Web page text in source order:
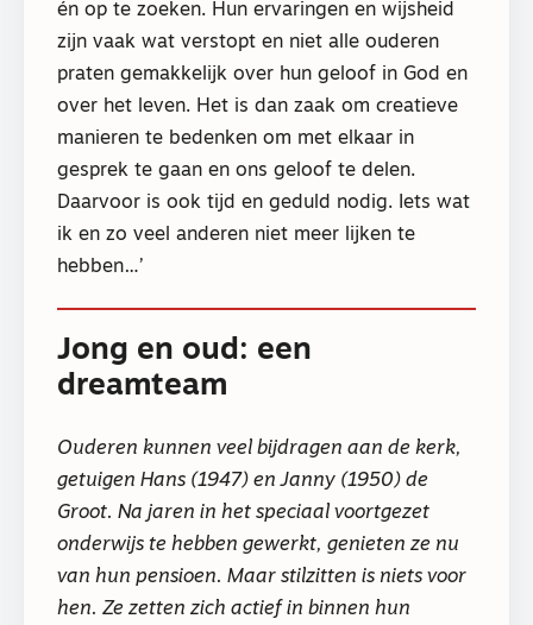
én op te zoeken. Hun ervaringen en wijsheid
zijn vaak wat verstopt en niet alle ouderen
praten gemakkelijk over hun geloof in God en
over het leven. Het is dan zaak om creatieve
manieren te bedenken om met elkaar in
gesprek te gaan en ons geloof te delen.
Daarvoor is ook tijd en geduld nodig. Iets wat
ik en zo veel anderen niet meer lijken te
hebben…’
Jong en oud: een
dreamteam
Ouderen kunnen veel bijdragen aan de kerk,
getuigen Hans (1947) en Janny (1950) de
Groot. Na jaren in het speciaal voortgezet
onderwijs te hebben gewerkt, genieten ze nu
van hun pensioen. Maar stilzitten is niets voor​
hen. Ze zetten zich actief in binnen hun ​​​​